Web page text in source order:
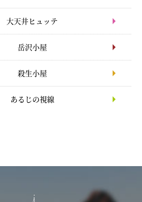
大天井ヒュッテ
岳沢小屋
殺生小屋
あるじの視線